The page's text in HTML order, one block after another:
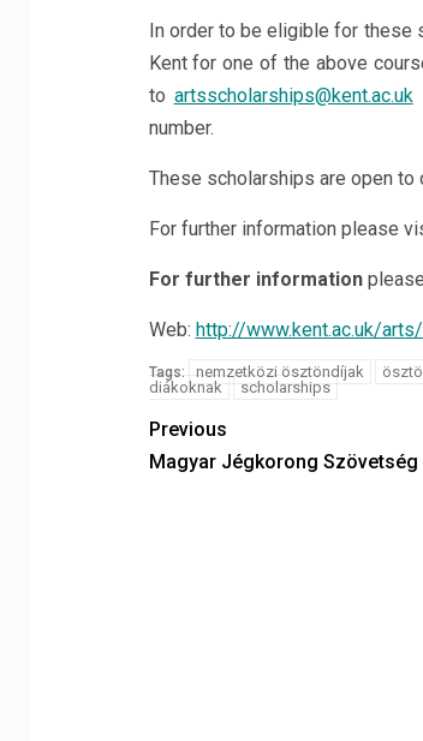
In order to be eligible for these
Kent for one of the above
to artsscholarships@kent.ac.uk
number.
These scholarships are open
For further information please
For further information
Web: http://www.kent.ac.uk/
Tags: nemzetközi ösztöndíjak
diákoknak
scholarships
Previous
Magyar Jégkorong